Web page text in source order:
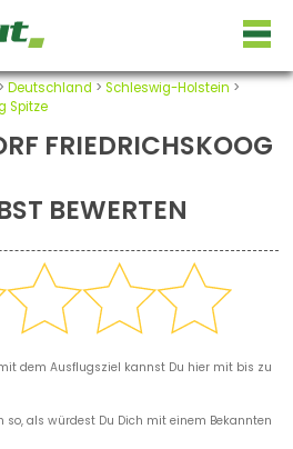
> Deutschland > Schleswig-Holstein >
Spitze
FRIEDRICHSKOOG
BEWERTEN
dem Ausflugsziel kannst Du hier mit bis zu
so, als würdest Du Dich mit einem Bekannten